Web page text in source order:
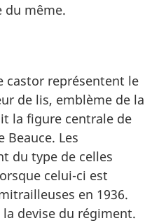
du même.
castor représentent le
de lis, emblème de la
la figure centrale de
Les
du type de celles
celui-ci est
en 1936.
la devise du régiment.